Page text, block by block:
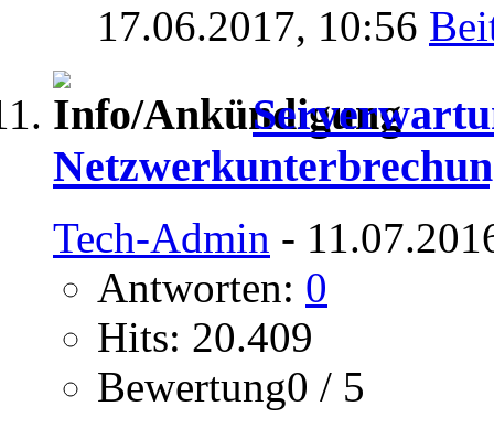
17.06.2017, 10:56
Tech-Admin -
Antworten: 0
Hits: 20.409
Bewertung0 / 5